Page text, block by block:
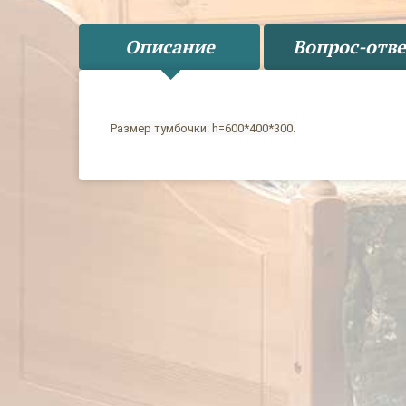
Описание Вопрос-
Размер тумбочки: h=600*400*300.